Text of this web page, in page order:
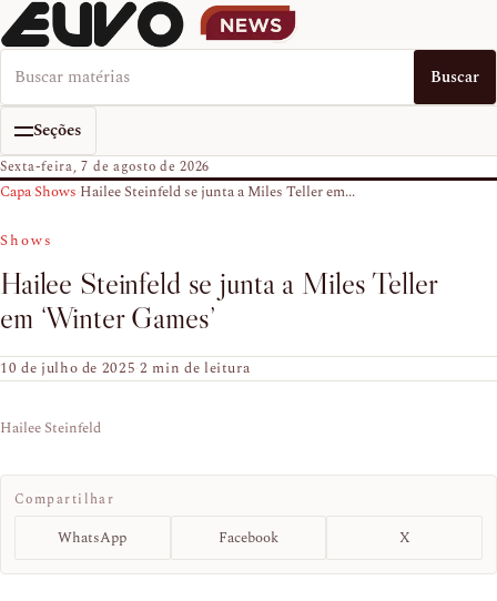
Buscar no EUVO News Buscar
Seções
Sexta-feira, 7 de agosto de 2026
Capa›Shows›Hailee Steinfeld se junta a Miles Teller em...
Shows
Hailee Steinfeld se junta a Miles Teller
em ‘Winter Games’
10 de julho de 2025·2 min de leitura
Hailee Steinfeld
Compartilhar
WhatsApp Facebook X